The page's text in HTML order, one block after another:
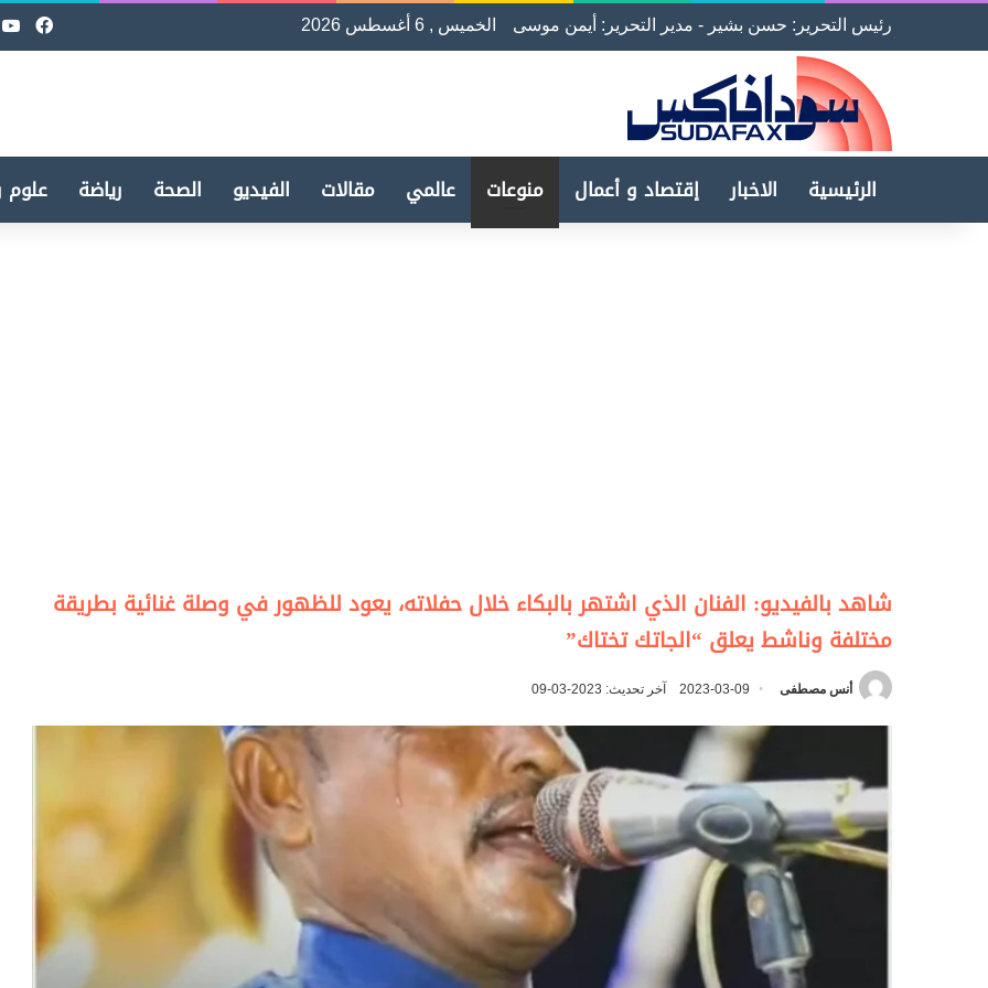
رئيس التحرير: حسن بشير - مدير التحرير: أيمن موسى الخميس , 6 أغسطس 2026
الرئيسية الاخبار إقتصاد و أعمال منوعات عالمي مقالات الفيديو الصحة رياضة علوم
شاهد بالفيديو: الفنان الذي اشتهر بالبكاء خلال حفلاته، يعود للظهور في وصلة غنائية بطريقة
مختلفة وناشط يعلق “الجاتك تختاك”
أنس مصطفى 2023-03-09 آخر تحديث: 2023-03-09